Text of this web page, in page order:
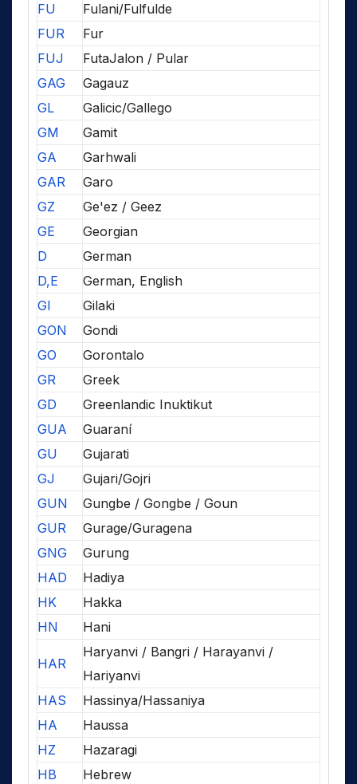
FU
Fulani/Fulfulde
FUR
Fur
FUJ
FutaJalon / Pular
GAG
Gagauz
GL
Galicic/Gallego
GM
Gamit
GA
Garhwali
GAR
Garo
GZ
Ge'ez / Geez
GE
Georgian
D
German
D,E
German, English
GI
Gilaki
GON
Gondi
GO
Gorontalo
GR
Greek
GD
Greenlandic Inuktikut
GUA
Guaraní
GU
Gujarati
GJ
Gujari/Gojri
GUN
Gungbe / Gongbe / Goun
GUR
Gurage/Guragena
GNG
Gurung
HAD
Hadiya
HK
Hakka
HN
Hani
HAR
Haryanvi / Bangri / Harayanvi /
Hariyanvi
HAS
Hassinya/Hassaniya
HA
Haussa
HZ
Hazaragi
HB
Hebrew